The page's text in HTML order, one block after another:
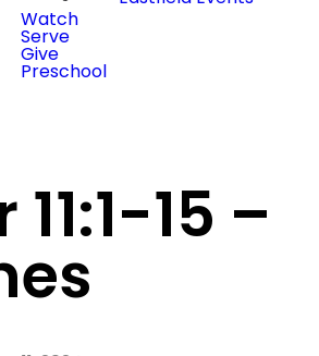
Watch
Serve
Give
Preschool
15 –